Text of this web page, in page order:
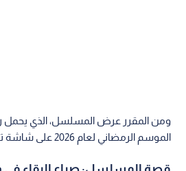
ومن المقرر عرض المسلسل، الذي يحمل
الموسم الرمضاني لعام 2026 على شاشة تلفزيون رؤيا.